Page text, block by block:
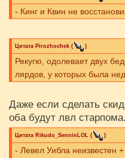
- Кинг и Квин не
Цитата Pirozhochek ( )
Рекугю, одолевает двух
лярдов, у которых была
Даже если сделать
оба будут лвл старпома.
Цитата Rikudo_SenninLOL ( )
- Левел Уибла неизвестен